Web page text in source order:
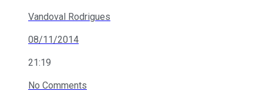
Vandoval Rodrigues
08/11/2014
21:19
No Comments